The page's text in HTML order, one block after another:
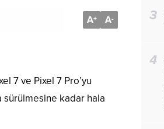
A+ A-
7 ve Pixel 7 Pro’yu
sürülmesine kadar hala
3
4